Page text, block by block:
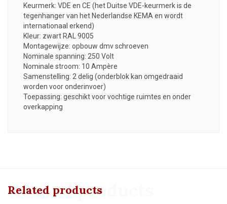
Keurmerk: VDE en CE (het Duitse VDE-keurmerk is de
tegenhanger van het Nederlandse KEMA en wordt
internationaal erkend)
Kleur: zwart RAL 9005
Montagewijze: opbouw dmv schroeven
Nominale spanning: 250 Volt
Nominale stroom: 10 Ampère
Samenstelling: 2 delig (onderblok kan omgedraaid
worden voor onderinvoer)
Toepassing: geschikt voor vochtige ruimtes en onder
overkapping
Related products
Related products